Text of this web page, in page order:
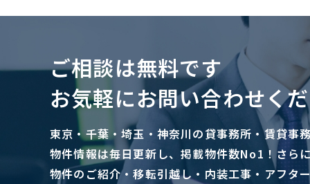
ご相談は無料です
お気軽にお問い合わせく
東京・千葉・埼玉・神奈川の貸事務所・賃貸事
物件情報は毎日更新し、掲載物件数No1！さら
物件のご紹介・移転引越し・内装工事・アフタ